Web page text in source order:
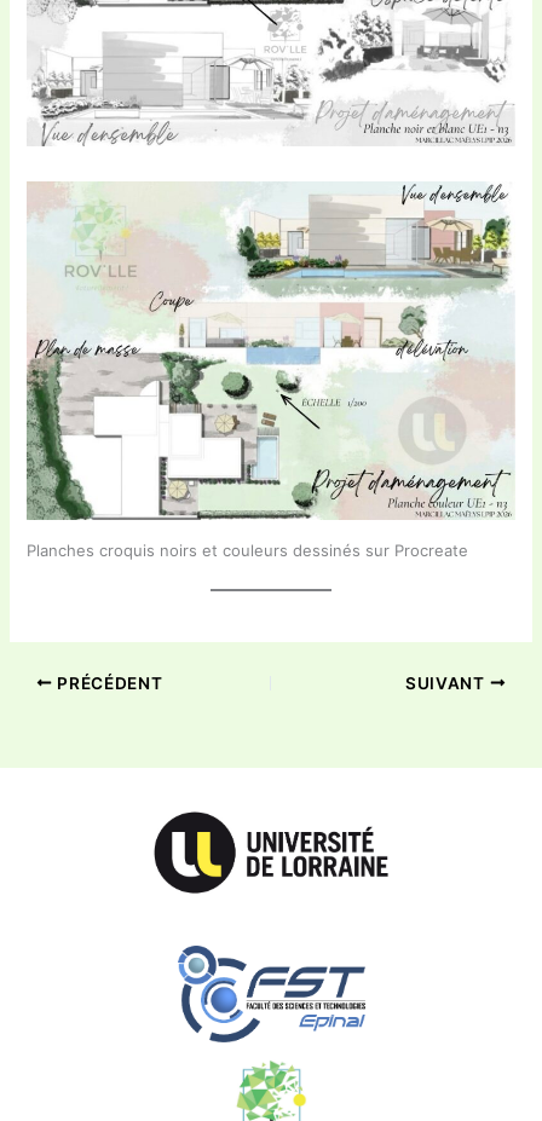
Planches croquis noirs et couleurs dessinés sur Procreate
PRÉCÉDENT SUIVANT